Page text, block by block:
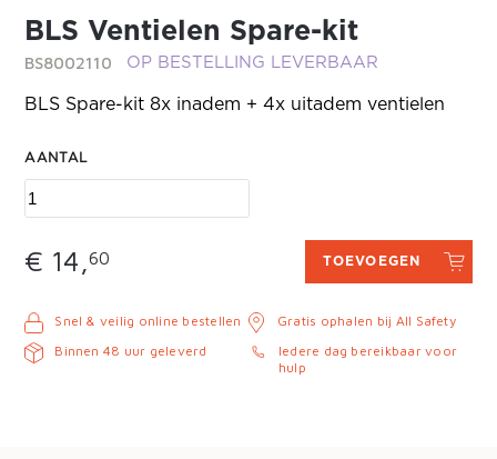
BLS Ventielen Spare-kit
BS8002110 OP BESTELLING LEVERBAAR
BLS Spare-kit 8x inadem + 4x uitadem ventielen
AANTAL
€ 14,60 TOEVOEGEN
Snel & veilig online bestellen
Binnen 48 uur geleverd
Gratis ophalen bij All Safety
Iedere dag bereikbaar voor
hulp